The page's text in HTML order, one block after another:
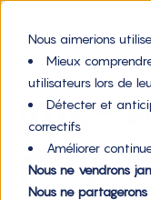
Nous aimerions
Mieux
utilisateurs lors de
Détecter et
correctifs
Améliorer
Nous ne vendrons
Nous ne
img-